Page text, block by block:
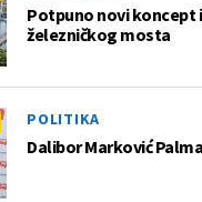
Potpuno novi koncept
železničkog mosta
POLITIKA
Dalibor Marković